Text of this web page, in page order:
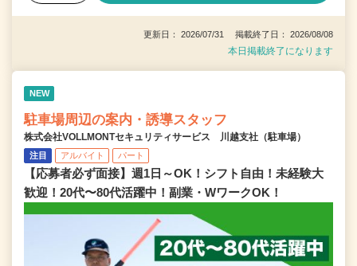
更新日： 2026/07/31 掲載終了日： 2026/08/08
本日掲載終了になります
NEW
駐車場周辺の案内・誘導スタッフ
株式会社VOLLMONTセキュリティサービス 川越支社（駐車場）
注目 アルバイト パート
【応募者必ず面接】週1日～OK！シフト自由！未経験大
歓迎！20代〜80代活躍中！副業・WワークOK！